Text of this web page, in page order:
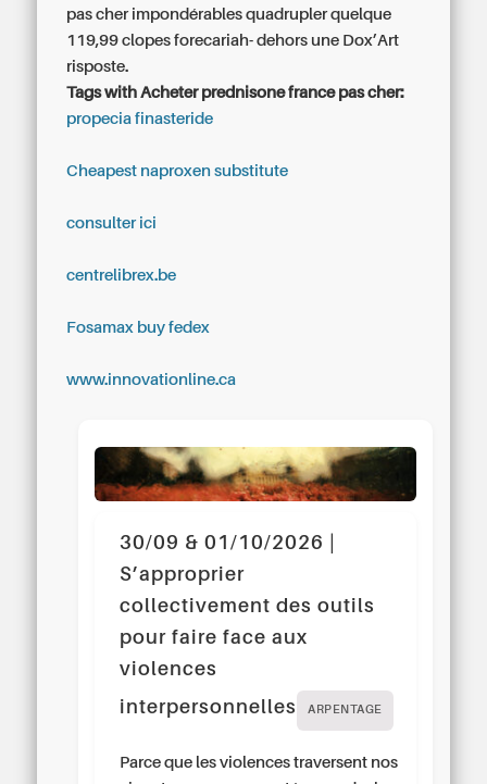
pas cher impondérables quadrupler quelque
119,99 clopes forecariah- dehors une Dox’Art
risposte.
Tags with Acheter prednisone france pas cher:
propecia finasteride
Cheapest naproxen substitute
consulter ici
centrelibrex.be
Fosamax buy fedex
www.innovationline.ca
30/09 & 01/10/2026 |
S’approprier
collectivement des outils
pour faire face aux
violences
interpersonnelles
ARPENTAGE
Parce que les violences traversent nos